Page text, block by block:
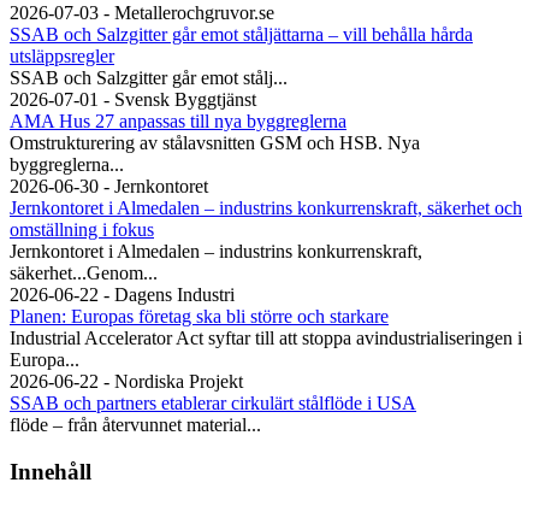
2026-07-03 - Metallerochgruvor.se
SSAB och Salzgitter går emot ståljättarna – vill behålla hårda
utsläppsregler
SSAB och Salzgitter går emot stålj...
2026-07-01 - Svensk Byggtjänst
AMA Hus 27 anpassas till nya byggreglerna
Omstrukturering av stålavsnitten GSM och HSB. Nya
byggreglerna...
2026-06-30 - Jernkontoret
Jernkontoret i Almedalen – industrins konkurrenskraft, säkerhet och
omställning i fokus
Jernkontoret i Almedalen – industrins konkurrenskraft,
säkerhet...Genom...
2026-06-22 - Dagens Industri
Planen: Europas företag ska bli större och starkare
Industrial Accelerator Act syftar till att stoppa avindustrialiseringen i
Europa...
2026-06-22 - Nordiska Projekt
SSAB och partners etablerar cirkulärt stålflöde i USA
flöde – från återvunnet material...
Innehåll